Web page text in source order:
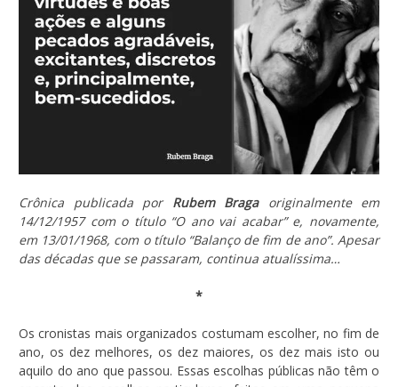
Crônica publicada por Rubem Bragaoriginalmente em
14/12/1957 com o título “O ano vai acabar” e, novamente,
em 13/01/1968, com o título “Balanço de fim de ano”. Apesar
das décadas que se passaram, continua atualíssima…
*
Os cronistas mais organizados costumam escolher, no fim de
ano, os dez melhores, os dez maiores, os dez mais isto ou
aquilo do ano que passou. Essas escolhas públicas não têm o